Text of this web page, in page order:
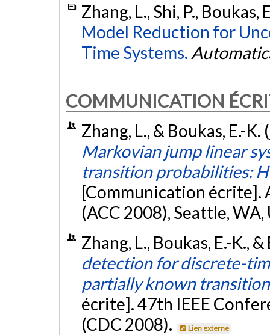
Zhang, L., Shi, P.,
Model Reduction for
Time Systems.
COMMUNICATION
Zhang, L., & Boukas, E.-
Markovian jump linear
transition probabilities:
[Communication écrite].
(ACC 2008), Seattle,
Zhang, L., Boukas, E.-K.,
detection for discrete-
partially known
écrite]. 47th IEEE
(CDC 2008).
Lien externe